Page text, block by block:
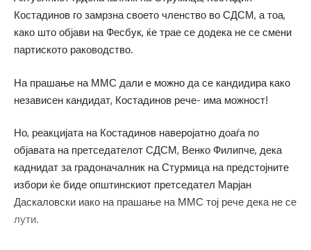
Костадинов го замрзна своето членство во СДСМ, а тоа,
како што објави на Фесбук, ќе трае се додека не се смени
партиското раководство.
На прашање на ММС дали е можно да се кандидира како
независен кандидат, Костадинов рече- има можност!
Но, реакцијата на Костадинов наверојатно доаѓа по
објавата на претседателот СДСМ, Венко Филипче, дека
каднидат за градоначалник на Стурмица на предстојните
избори ќе биде општинскиот претседател Марјан
Даскаловски иако на прашање на ММС тој рече дека не се
лути.